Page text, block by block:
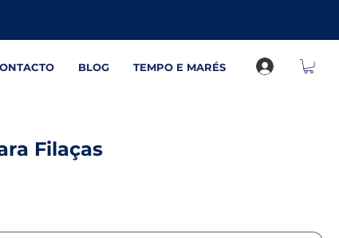
BLOG TEMPO E MARÉS
Filaças